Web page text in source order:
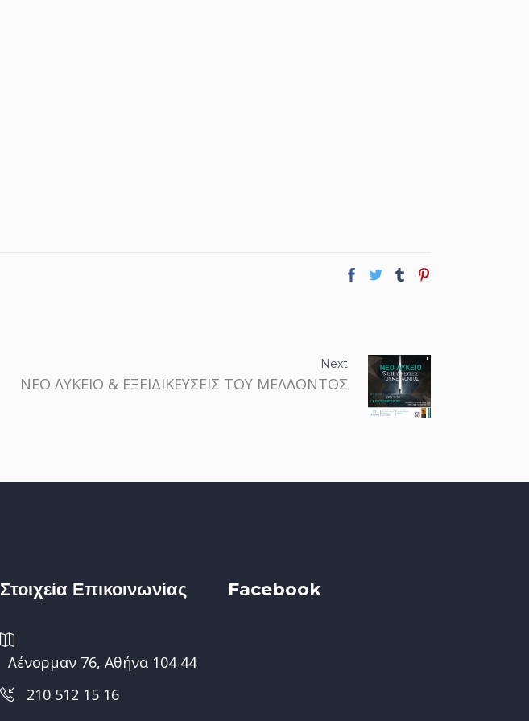
Next
ΝΕΟ ΛΥΚΕΙΟ & ΕΞΕΙΔΙΚΕΥΣΕΙΣ ΤΟΥ ΜΕΛΛΟΝΤΟΣ
Στοιχεία Επικοινωνίας
Λένορμαν 76, Αθήνα 104 44
210 512 15 16
Facebook